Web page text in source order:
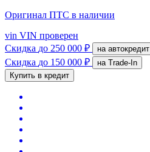
Оригинал ПТС в наличии
vin VIN проверен
Скидка до 250 000 ₽ на автокредит
Скидка до 150 000 ₽
на Trade-In
Купить в кредит